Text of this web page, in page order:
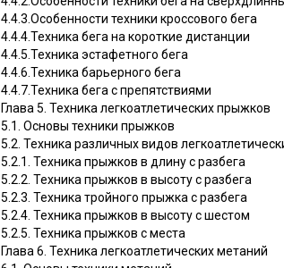
4.4.3.Особенности техники кроссового бега
4.4.4.Техника бега на короткие дистанции
4.4.5.Техника эстафетного бега
4.4.6.Техника барьерного бега
4.4.7.Техника бега с препятствиями
Глава 5. Техника легкоатлетических прыжков
5.1. Основы техники прыжков
5.2. Техника различных видов
5.2.1. Техника прыжков в длину с разбега
5.2.2. Техника прыжков в высоту с разбега
5.2.3. Техника тройного прыжка с разбега
5.2.4. Техника прыжков в высоту с шестом
5.2.5. Техника прыжков с места
Глава 6. Техника легкоатлетических метаний